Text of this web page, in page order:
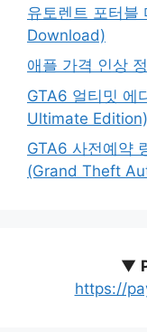
유토렌트 포터
Download)
애플 가격 인상
GTA6 얼티밋
Ultimate Edition)
GTA6 사전예약
(Grand Theft
▼
https://